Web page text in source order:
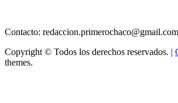
Contacto: redaccion.primerochaco@gmail.com
Copyright © Todos los derechos reservados. |
themes.